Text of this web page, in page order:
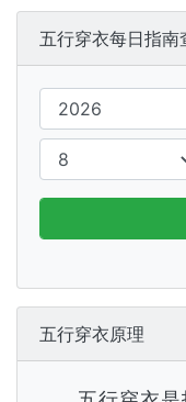
五行穿衣每日指
五行穿衣原理